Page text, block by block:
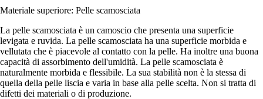
Materiale superiore: Pelle scamosciata
La pelle scamosciata è un camoscio che presenta una superficie
levigata e ruvida. La pelle scamosciata ha una superficie morbida e
vellutata che è piacevole al contatto con la pelle. Ha inoltre una buona
capacità di assorbimento dell'umidità. La pelle scamosciata è
naturalmente morbida e flessibile. La sua stabilità non è la stessa di
quella della pelle liscia e varia in base alla pelle scelta. Non si tratta di
difetti dei materiali o di produzione.